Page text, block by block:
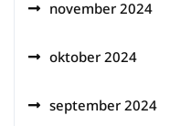
november 2024
oktober 2024
september 2024